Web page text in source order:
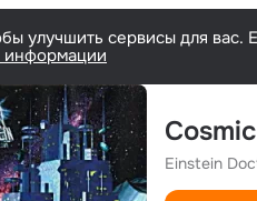
улучшить сервисы для вас.
Einstein